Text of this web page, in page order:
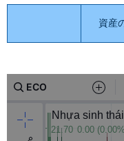
資産